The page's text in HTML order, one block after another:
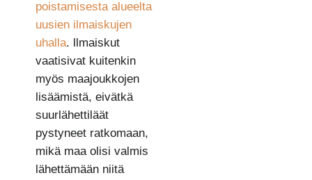
poistamisesta alueelta
uusien ilmaiskujen
uhalla. llmaiskut
vaatisivat kuitenkin
myös maajoukkojen
lisäämistä, eivätkä
suurlähettiläät
pystyneet ratkomaan,
mikä maa olisi valmis
lähettämään niitä